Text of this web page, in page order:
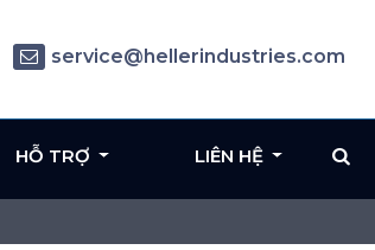
service@hellerindustries.com
HỖ TRỢ LIÊN HỆ